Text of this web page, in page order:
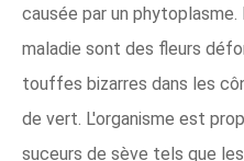
causée par un
maladie sont des fleurs
touffes bizarres dans les
de vert. L'organisme est
suceurs de sève tels que